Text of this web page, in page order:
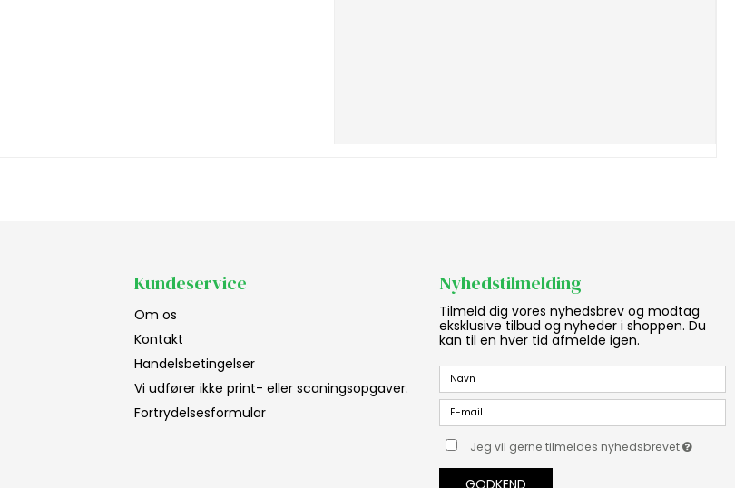
Kundeservice
Om os
Kontakt
Handelsbetingelser
Vi udfører ikke print- eller scaningsopgaver.
Fortrydelsesformular
Nyhedstilmelding
Tilmeld dig vores nyhedsbrev og modtag
eksklusive tilbud og nyheder i shoppen. Du
kan til en hver tid afmelde igen.
Jeg vil gerne tilmeldes nyhedsbrevet
GODKEND